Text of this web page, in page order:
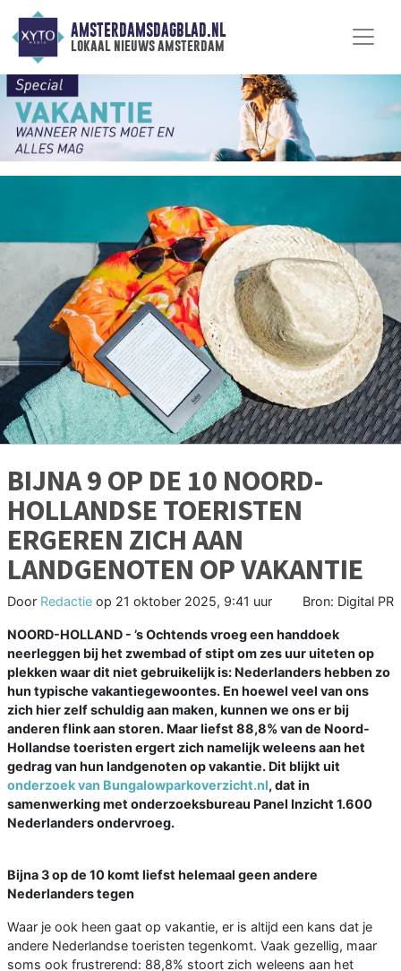
AMSTERDAMSDAGBLAD.NL
lokaal nieuws amsterdam
BIJNA 9 OP DE 10 NOORD-
HOLLANDSE TOERISTEN
ERGEREN ZICH AAN
LANDGENOTEN OP VAKANTIE
Door Redactie op 21 oktober 2025, 9:41 uur Bron: Digital PR
NOORD-HOLLAND - ’s Ochtends vroeg een handdoek
neerleggen bij het zwembad of stipt om zes uur uiteten op
plekken waar dit niet gebruikelijk is: Nederlanders hebben zo
hun typische vakantiegewoontes. En hoewel veel van ons
zich hier zelf schuldig aan maken, kunnen we ons er bij
anderen flink aan storen. Maar liefst 88,8% van de Noord-
Hollandse toeristen ergert zich namelijk weleens aan het
gedrag van hun landgenoten op vakantie. Dit blijkt uit
onderzoek van Bungalowparkoverzicht.nl, dat in
samenwerking met onderzoeksbureau Panel Inzicht 1.600
Nederlanders ondervroeg.
Bijna 3 op de 10 komt liefst helemaal geen andere
Nederlanders tegen
Waar je ook heen gaat op vakantie, er is altijd een kans dat je
andere Nederlandse toeristen tegenkomt. Vaak gezellig, maar
soms ook frustrerend: 88,8% stoort zich weleens aan het